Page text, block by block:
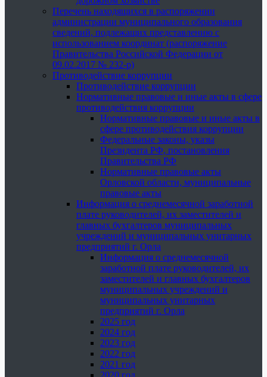
Перечень находящихся в распоряжении
администрации муниципального образования
сведений, подлежащих представлению с
использованием координат (распоряжение
Правительства Российской Федерации от
09.02.2017 № 232-р)
Противодействие коррупции
Противодействие коррупции
Нормативные правовые и иные акты в сфере
противодействия коррупции
Нормативные правовые и иные акты в
сфере противодействия коррупции
Федеральные законы, указы
Президента РФ, постановления
Правительства РФ
Нормативные правовые акты
Орловской области, муниципальные
правовые акты
Информация о среднемесячной заработной
плате руководителей, их заместителей и
главных бухгалтеров муниципальных
учреждений и муниципальных унитарных
предприятий г. Орла
Информация о среднемесячной
заработной плате руководителей, их
заместителей и главных бухгалтеров
муниципальных учреждений и
муниципальных унитарных
предприятий г. Орла
2025 год
2024 год
2023 год
2022 год
2021 год
2020 год